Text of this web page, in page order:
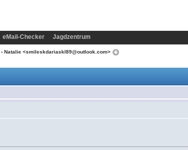
eMail-Checker Jagdzentrum
› Natalie <smileskdariaskl89@outlook.com>